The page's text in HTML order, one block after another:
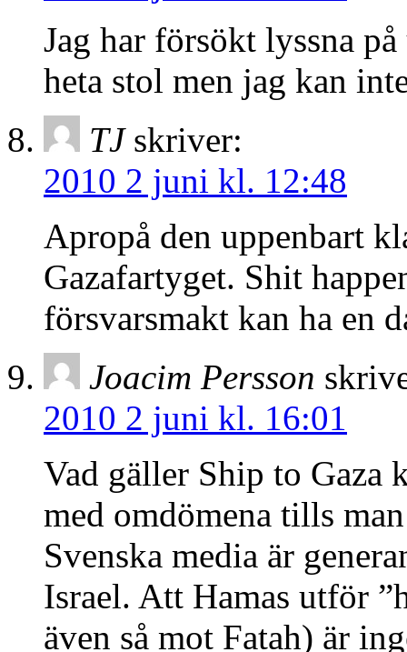
Jag har försökt lyssna
heta stol men jag kan
TJ skriver:
2010 2 juni kl. 12:48
Apropå den uppenbart
Gazafartyget. Shit
försvarsmakt kan ha en
Joacim Persson
2010 2 juni kl. 16:01
Vad gäller Ship to Gaza
med omdömena tills
Svenska media är
Israel. Att Hamas utför
även så mot Fatah) är